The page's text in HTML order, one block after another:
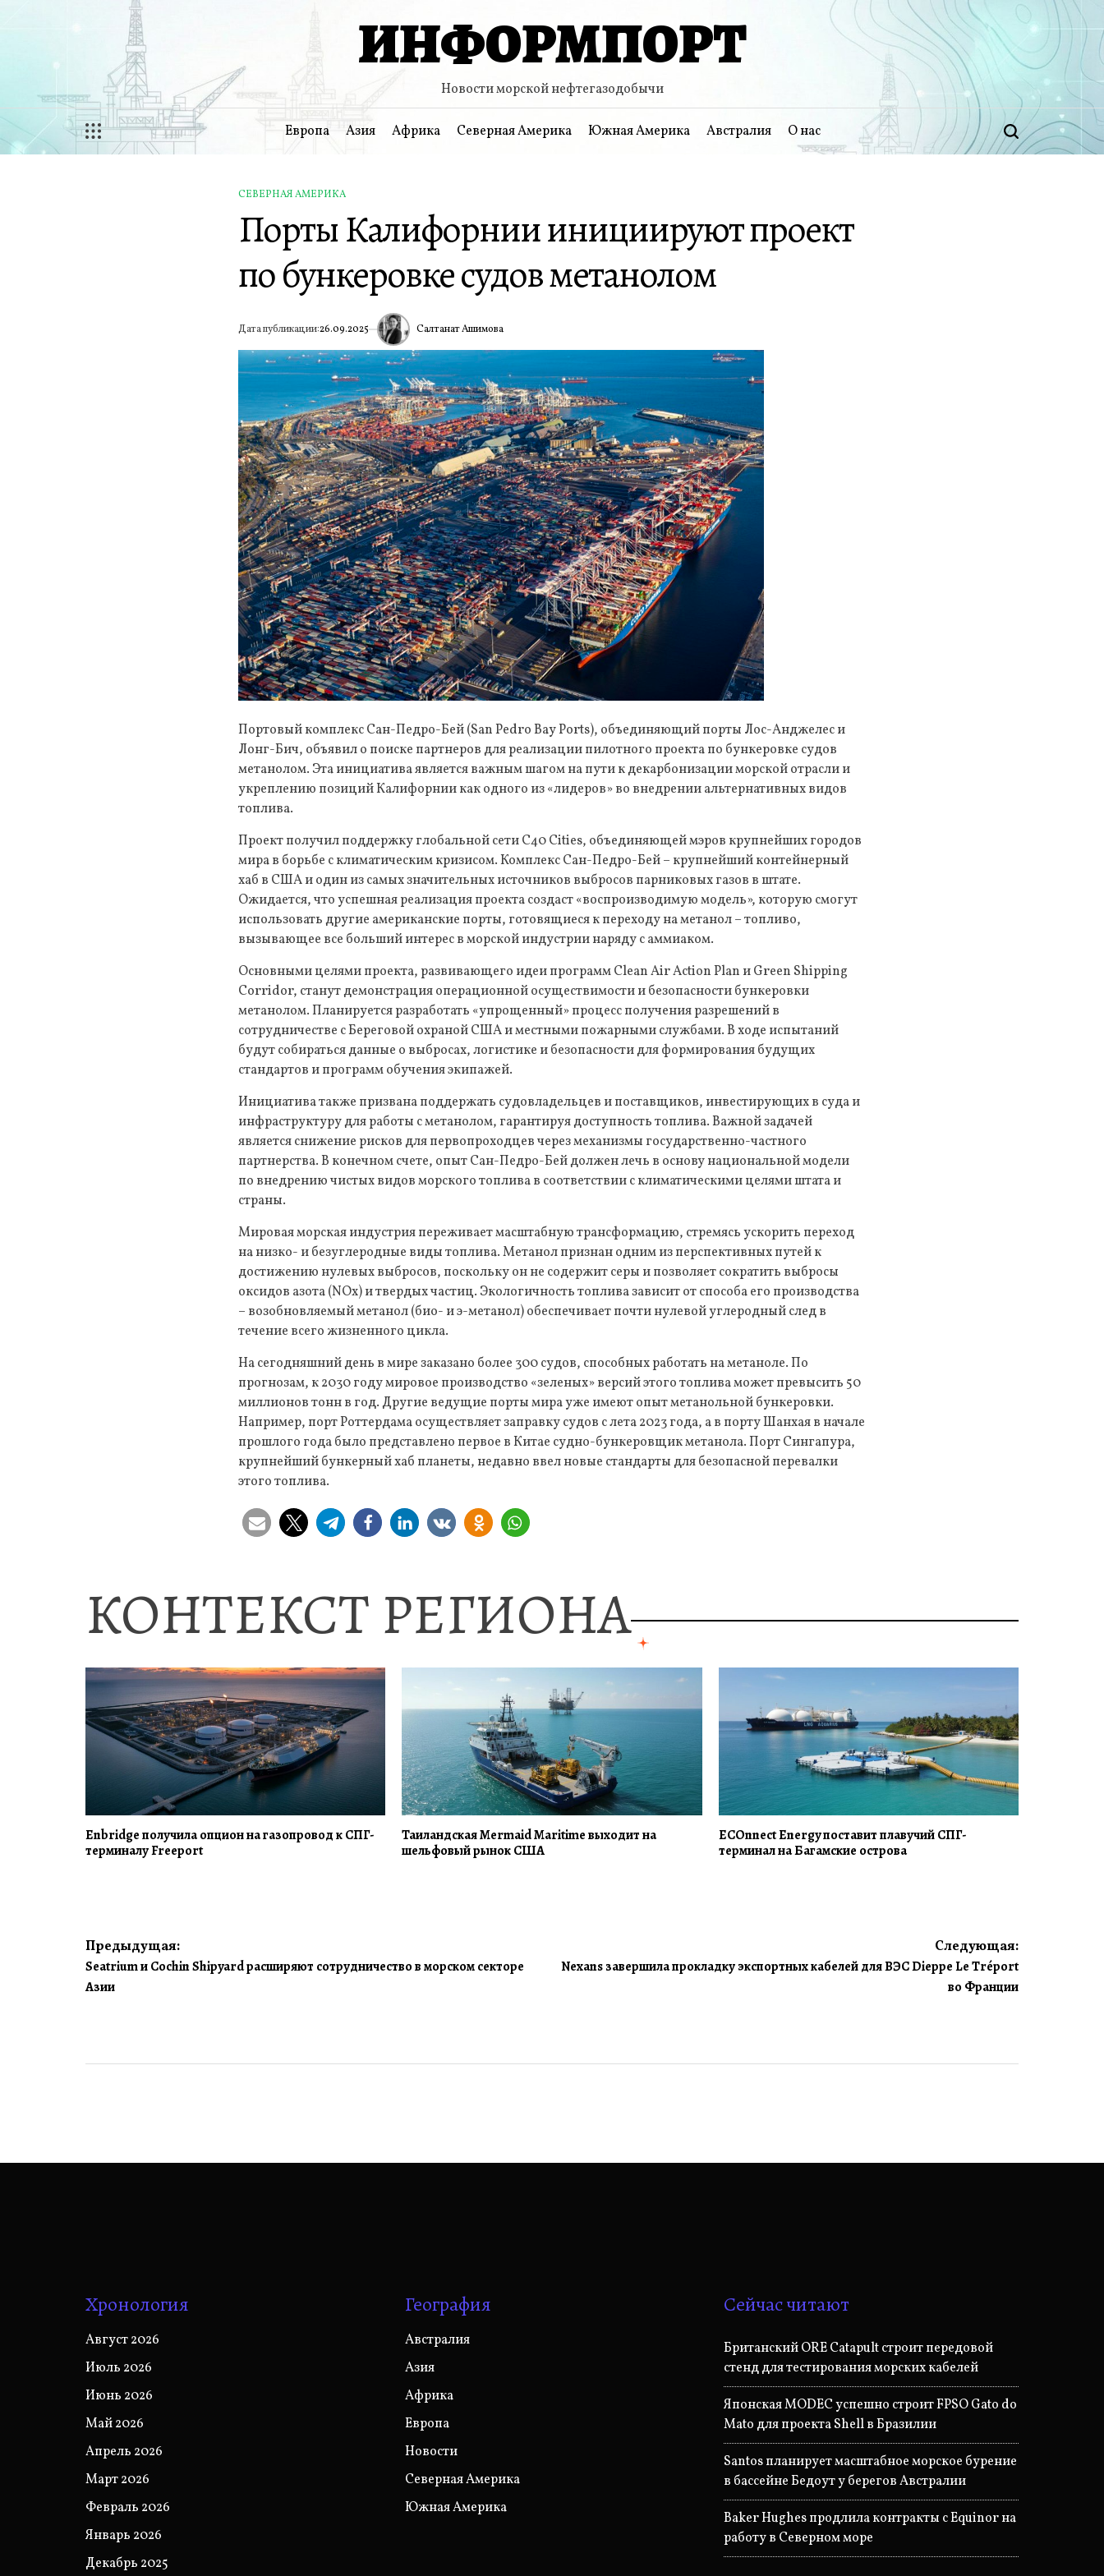
ИНФОРМПОРТ
Новости морской нефтегазодобычи
Европа Азия Африка Северная Америка Южная Америка Австралия О нас Поиск
ОПУБЛИКОВАНО
В
СЕВЕРНАЯ АМЕРИКА
Порты Калифорнии инициируют проект
по бункеровке судов метанолом
Дата публикации:26.09.2025 ИА Салтанат Ашимова
Портовый комплекс Сан-Педро-Бей (San Pedro Bay Ports), объединяющий порты Лос-Анджелес и
Лонг-Бич, объявил о поиске партнеров для реализации пилотного проекта по бункеровке судов
метанолом. Эта инициатива является важным шагом на пути к декарбонизации морской отрасли и
укреплению позиций Калифорнии как одного из «лидеров» во внедрении альтернативных видов
топлива.
Проект получил поддержку глобальной сети C40 Cities, объединяющей мэров крупнейших городов
мира в борьбе с климатическим кризисом. Комплекс Сан-Педро-Бей – крупнейший контейнерный
хаб в США и один из самых значительных источников выбросов парниковых газов в штате.
Ожидается, что успешная реализация проекта создаст «воспроизводимую модель», которую смогут
использовать другие американские порты, готовящиеся к переходу на метанол – топливо,
вызывающее все больший интерес в морской индустрии наряду с аммиаком.
Основными целями проекта, развивающего идеи программ Clean Air Action Plan и Green Shipping
Corridor, станут демонстрация операционной осуществимости и безопасности бункеровки
метанолом. Планируется разработать «упрощенный» процесс получения разрешений в
сотрудничестве с Береговой охраной США и местными пожарными службами. В ходе испытаний
будут собираться данные о выбросах, логистике и безопасности для формирования будущих
стандартов и программ обучения экипажей.
Инициатива также призвана поддержать судовладельцев и поставщиков, инвестирующих в суда и
инфраструктуру для работы с метанолом, гарантируя доступность топлива. Важной задачей
является снижение рисков для первопроходцев через механизмы государственно-частного
партнерства. В конечном счете, опыт Сан-Педро-Бей должен лечь в основу национальной модели
по внедрению чистых видов морского топлива в соответствии с климатическими целями штата и
страны.
Мировая морская индустрия переживает масштабную трансформацию, стремясь ускорить переход
на низко- и безуглеродные виды топлива. Метанол признан одним из перспективных путей к
достижению нулевых выбросов, поскольку он не содержит серы и позволяет сократить выбросы
оксидов азота (NOx) и твердых частиц. Экологичность топлива зависит от способа его производства
– возобновляемый метанол (био- и э-метанол) обеспечивает почти нулевой углеродный след в
течение всего жизненного цикла.
На сегодняшний день в мире заказано более 300 судов, способных работать на метаноле. По
прогнозам, к 2030 году мировое производство «зеленых» версий этого топлива может превысить 50
миллионов тонн в год. Другие ведущие порты мира уже имеют опыт метанольной бункеровки.
Например, порт Роттердама осуществляет заправку судов с лета 2023 года, а в порту Шанхая в начале
прошлого года было представлено первое в Китае судно-бункеровщик метанола. Порт Сингапура,
крупнейший бункерный хаб планеты, недавно ввел новые стандарты для безопасной перевалки
этого топлива.
КОНТЕКСТ РЕГИОНА
Enbridge получила опцион на газопровод к СПГ-
терминалу Freeport
Таиландская Mermaid Maritime выходит на
шельфовый рынок США
ECOnnect Energy поставит плавучий СПГ-
терминал на Багамские острова
Навигация
по
Предыдущая:
Seatrium и Cochin Shipyard расширяют сотрудничество в морском секторе
Азии
Следующая:
Nexans завершила прокладку экспортных кабелей для ВЭС Dieppe Le Tréport
во Франции
Хронология
Август 2026
Июль 2026
Июнь 2026
Май 2026
Апрель 2026
Март 2026
Февраль 2026
Январь 2026
Декабрь 2025
География
Австралия
Азия
Африка
Европа
Новости
Северная Америка
Южная Америка
Сейчас читают
Британский ORE Catapult строит передовой
стенд для тестирования морских кабелей
Японская MODEC успешно строит FPSO Gato do
Mato для проекта Shell в Бразилии
Santos планирует масштабное морское бурение
в бассейне Бедоут у берегов Австралии
Baker Hughes продлила контракты с Equinor на
работу в Северном море